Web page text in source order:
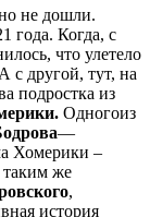
не дошли.
года. Когда, с
что улетело
с другой, тут, на
подростка из
Одногоиз
—
Хомерики –
таким же
,
история